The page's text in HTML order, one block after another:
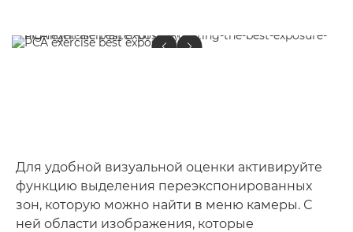
Для удобной визуальной оценки активируйте
функцию выделения переэкспонированных
зон, которую можно найти в меню камеры. С
ней области изображения, которые